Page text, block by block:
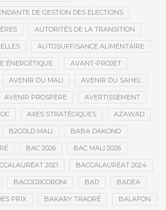
DE GESTION DES ÉLECTIONS
AUTORITÉS DE LA TRANSITION
AUTOSUFFISANCE ALIMENTAIRE
ÉNERGÉTIQUE AVANT-PROJET
AVENIR DU MALI AVENIR DU SAHEL
AVENIR PROSPÈRE AVERTISSEMENT
AXES STRATÉGIQUES AZAWAD
B2GOLD MALI BABA DAKONO
BAC 2026 BAC MALI 2026
2021 BACCALAURÉAT 2024
BACODJICORONI BAD BADEA
PRIX BAKARY TRAORÉ BALAFON